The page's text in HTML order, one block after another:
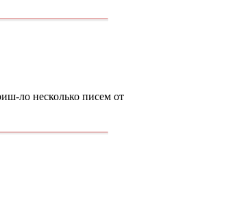
ло несколько писем от